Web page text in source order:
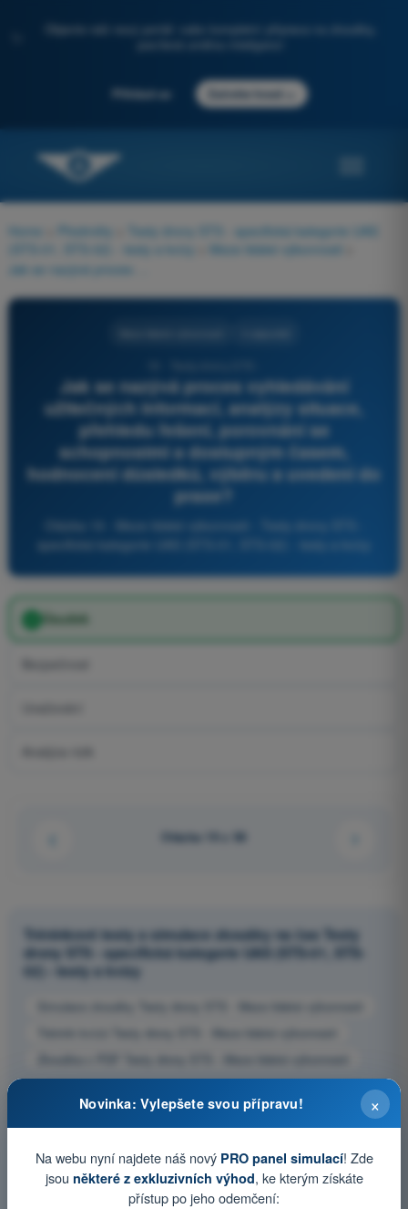
Objevte náš nový portál: vaše kompletní příprava na zkoušky,
Přihlásit se Začněte hned
Home Předměty
Testy drony STS - specifická kategorie UAS
(STS-01, STS-02) - testy a kvízy
Meze lidské výkonnosti
Jak se nazývá proces vyhledávání
užitečných informací, analýzy situace,
přehledu řešení, porovnání se
schopnostmi a dostupným časem,
hodnocení důsledků, výběru a uvedení do
praxe?
Úsudek
Otázka 19 z 58
Tréninkové testy a simulace zkoušky na čas Testy
drony STS - specifická kategorie UAS (STS-01, STS-
02) - testy a kvízy
Simulace zkoušky Testy drony STS - Meze lidské výkonnosti
Zkouška v PDF Testy drony STS - Meze lidské výkonnosti
×
Novinka: Vylepšete svou přípravu!
Na webu nyní najdete náš nový PRO panel simulací! Zde
jsou některé z exkluzivních výhod, ke kterým získáte
přístup po jeho odemčení: